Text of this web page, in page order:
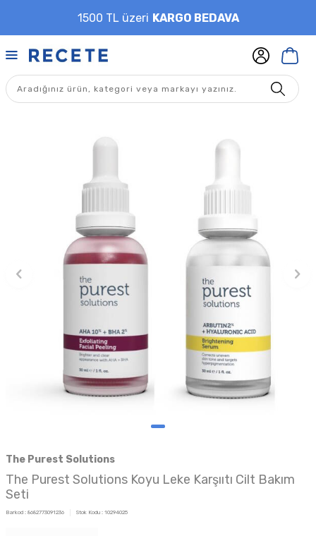
1500 TL üzeri KARGO BEDAVA
The Purest Solutions
The Purest Solutions Koyu Leke Karşııtı Cilt Bakım
Seti
Barkod : 8682773091236 Stok Kodu : 10294025